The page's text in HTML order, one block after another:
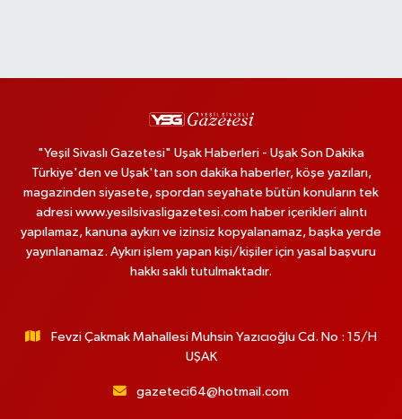
"Yeşil Sivaslı Gazetesi" Uşak Haberleri - Uşak Son Dakika
Türkiye'den ve Uşak'tan son dakika haberler, köşe yazıları,
magazinden siyasete, spordan seyahate bütün konuların tek
adresi www.yesilsivasligazetesi.com haber içerikleri alıntı
yapılamaz, kanuna aykırı ve izinsiz kopyalanamaz, başka yerde
yayınlanamaz. Aykırı işlem yapan kişi/kişiler için yasal başvuru
hakkı saklı tutulmaktadır.
Fevzi Çakmak Mahallesi Muhsin Yazıcıoğlu Cd. No : 15/H
UŞAK
gazeteci64@hotmail.com